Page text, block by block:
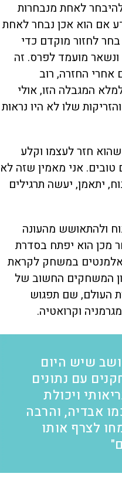
לאחת מנבחרות
אם הוא אכן נבחר לאחת
לחזור מוקדם כדי
מועמד לפרס. זה
אחרי החזרה, רוב
המגבלה הזו, אולי
שלו לא היו נראות
שהוא חזר לעצמו וקלע
טובים. אני מאמין שזה לא
יתאמן, יעשה תרגילים
ולהתאושש מהעונה
מכן הוא יפתח בסדרת
במשחק לקראת
המשחקים החשוב של
העולם, שם תפגוש
וקרואטיה.
שיש היום
יותר מ־15 שחקנים עם נתונים
ויכולת
אבדיה, והרבה
לצרף אותו